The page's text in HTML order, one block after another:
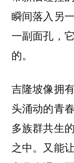
瞬间落入另
一副面孔，
的。
吉隆坡像拥
头涌动的青
多族群共生
之中。又能